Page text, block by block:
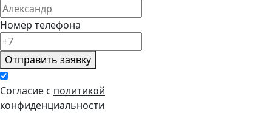
Номер телефона
Отправить заявку
Согласие с политикой
конфиденциальности